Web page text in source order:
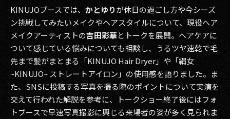
KINUJOブースでは、 かとゆりが休日の過ごし方や今シーズ
ン挑戦してみたいメイクやヘアスタイルについて、現役ヘア
メイクアーティストの吉田彩華とトークを展開。ヘアケアに
ついて感じている悩みについても相談し、うるツヤ速乾で毛
先まで髪がまとまる「KINUJO Hair Dryer」や「絹女
~KINUJO~ ストレートアイロン」の使用感を語りました。ま
た、SNSに投稿する写真を撮る際のポイントについて実演を
交えて行われた解説を参考に、トークショー終了後にはフォ
トブースで早速写真撮影に興じる来場者の姿が多く見られま